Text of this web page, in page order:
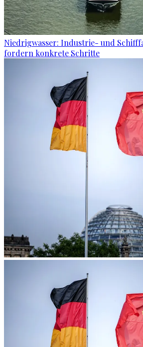
Niedrigwasser: Industrie- und
fordern konkrete Schritte